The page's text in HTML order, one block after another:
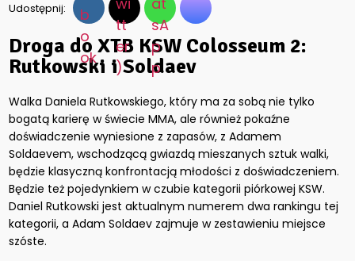
Udostępnij:
Droga do XTB KSW Colosseum 2:
Rutkowski i Soldaev
Walka Daniela Rutkowskiego, który ma za sobą nie tylko
bogatą karierę w świecie MMA, ale również pokaźne
doświadczenie wyniesione z zapasów, z Adamem
Soldaevem, wschodzącą gwiazdą mieszanych sztuk walki,
będzie klasyczną konfrontacją młodości z doświadczeniem.
Będzie też pojedynkiem w czubie kategorii piórkowej KSW.
Daniel Rutkowski jest aktualnym numerem dwa rankingu tej
kategorii, a Adam Soldaev zajmuje w zestawieniu miejsce
szóste.